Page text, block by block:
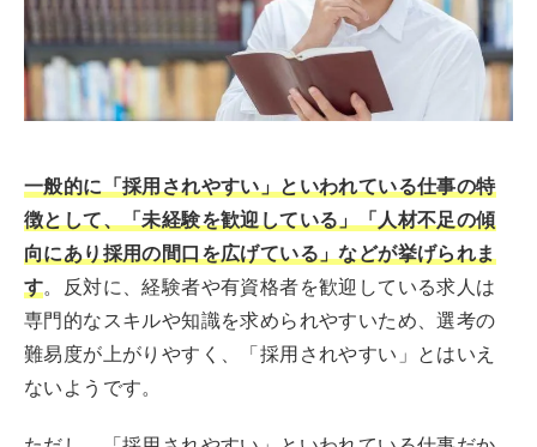
一般的に「採用されやすい」といわれている仕事の特
徴として、「未経験を歓迎している」「人材不足の傾
向にあり採用の間口を広げている」などが挙げられま
す。反対に、経験者や有資格者を歓迎している求人は
専門的なスキルや知識を求められやすいため、選考の
難易度が上がりやすく、「採用されやすい」とはいえ
ないようです。